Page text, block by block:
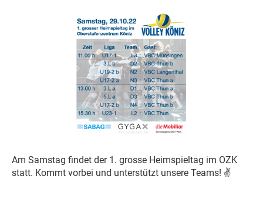
Am Samstag findet der 1. grosse Heimspieltag im OZK
statt. Kommt vorbei und unterstützt unsere Teams! ✌️